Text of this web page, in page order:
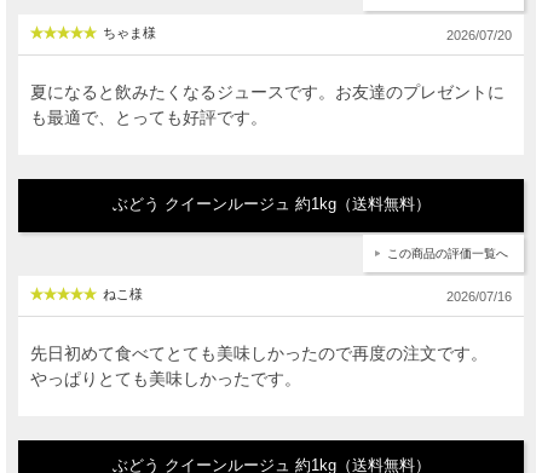
ちゃま様 2026/07/20
夏になると飲みたくなるジュースです。お友達のプレゼントに
も最適で、とっても好評です。
ぶどう クイーンルージュ 約1kg（送料無料）
この商品の評価一覧へ
ねこ様 2026/07/16
先日初めて食べてとても美味しかったので再度の注文です。
やっぱりとても美味しかったです。
ぶどう クイーンルージュ 約1kg（送料無料）